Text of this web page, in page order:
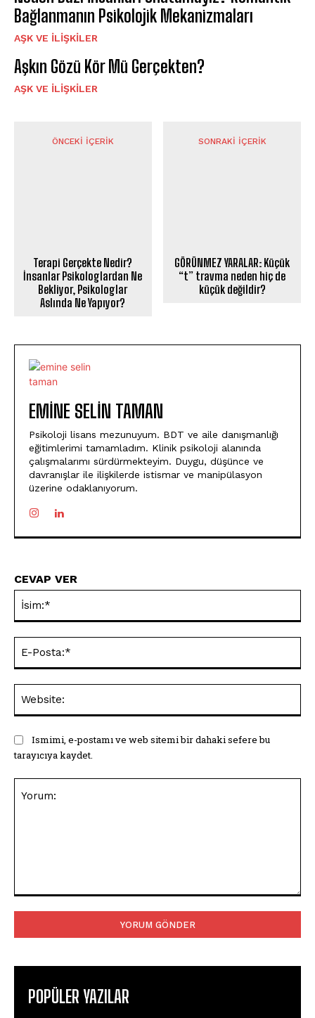
Bağlanmanın Psikolojik Mekanizmaları
AŞK VE İLIŞKILER
Aşkın Gözü Kör Mü Gerçekten?
AŞK VE İLIŞKILER
ÖNCEKI İÇERIK
Terapi Gerçekte Nedir?
İnsanlar Psikologlardan Ne
Bekliyor, Psikologlar
Aslında Ne Yapıyor?
SONRAKI İÇERIK
GÖRÜNMEZ YARALAR: Küçük
“t” travma neden hiç de
küçük değildir?
EMINE SELIN TAMAN
Psikoloji lisans mezunuyum. BDT ve aile danışmanlığı
eğitimlerimi tamamladım. Klinik psikoloji alanında
çalışmalarımı sürdürmekteyim. Duygu, düşünce ve
davranışlar ile ilişkilerde istismar ve manipülasyon
üzerine odaklanıyorum.
CEVAP VER
Ismimi, e-postamı ve web sitemi bir dahaki sefere bu
tarayıcıya kaydet.
POPÜLER YAZILAR